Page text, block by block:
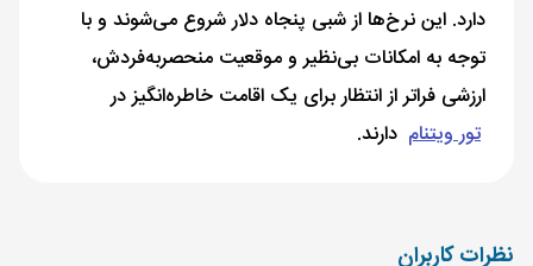
دارد. این نرخ‌ها از شبی پنجاه دلار شروع می‌شوند و با
توجه به امکانات بی‌نظیر و موقعیت منحصربه‌فردش،
ارزشی فراتر از انتظار برای یک اقامت خاطره‌انگیز در
تور ویتنام دارند.
نظرات کاربران